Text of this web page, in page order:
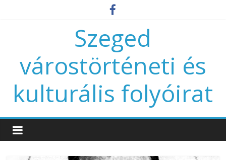
Szeged
várostörténeti és
kulturális folyóirat